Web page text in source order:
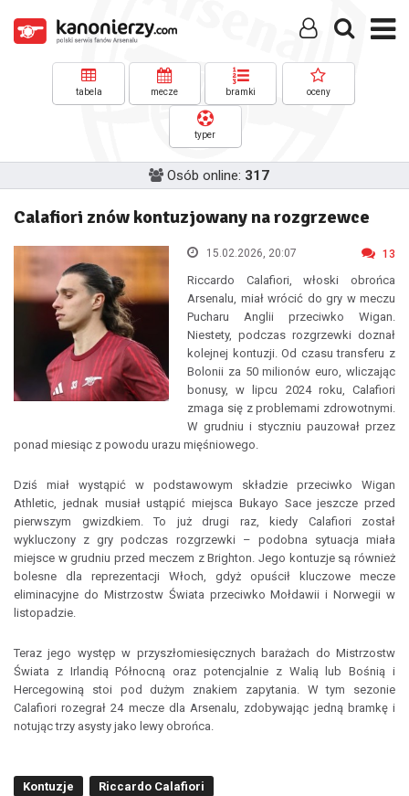
tabela mecze bramki oceny
typer
Osób online: 317
Calafiori znów kontuzjowany na rozgrzewce
15.02.2026, 20:07 13
Riccardo Calafiori, włoski obrońca
Arsenalu, miał wrócić do gry w meczu
Pucharu Anglii przeciwko Wigan.
Niestety, podczas rozgrzewki doznał
kolejnej kontuzji. Od czasu transferu z
Bolonii za 50 milionów euro, wliczając
bonusy, w lipcu 2024 roku, Calafiori
zmaga się z problemami zdrowotnymi.
W grudniu i styczniu pauzował przez
ponad miesiąc z powodu urazu mięśniowego.
Dziś miał wystąpić w podstawowym składzie przeciwko Wigan
Athletic, jednak musiał ustąpić miejsca Bukayo Sace jeszcze przed
pierwszym gwizdkiem. To już drugi raz, kiedy Calafiori został
wykluczony z gry podczas rozgrzewki – podobna sytuacja miała
miejsce w grudniu przed meczem z Brighton. Jego kontuzje są również
bolesne dla reprezentacji Włoch, gdyż opuścił kluczowe mecze
eliminacyjne do Mistrzostw Świata przeciwko Mołdawii i Norwegii w
listopadzie.
Teraz jego występ w przyszłomiesięcznych barażach do Mistrzostw
Świata z Irlandią Północną oraz potencjalnie z Walią lub Bośnią i
Hercegowiną stoi pod dużym znakiem zapytania. W tym sezonie
Calafiori rozegrał 24 mecze dla Arsenalu, zdobywając jedną bramkę i
notując trzy asysty jako lewy obrońca.
Kontuzje Riccardo Calafiori